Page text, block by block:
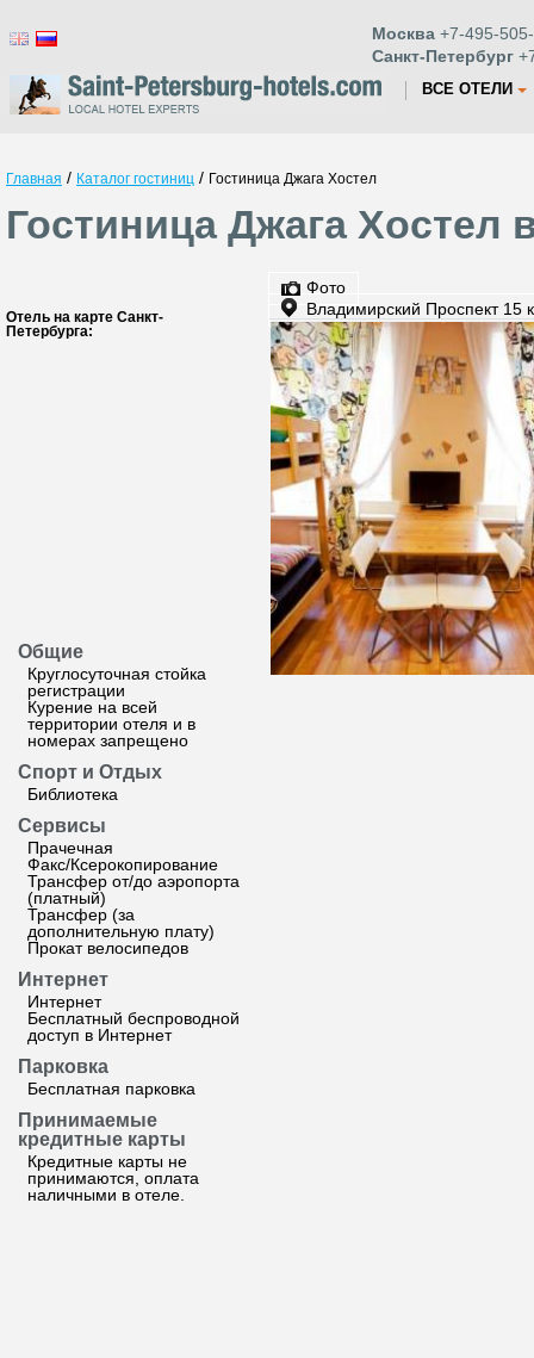
Москва +7-495-
Санкт-Петербург
ВСЕ ОТЕЛИ
Главная / Каталог гостиниц / Гостиница Джага Хостел
Гостиница Джага Хостел
Отель на карте Санкт-
Петербурга:
Общие
Круглосуточная стойка
регистрации
Курение на всей
территории отеля и в
номерах запрещено
Спорт и Отдых
Библиотека
Сервисы
Прачечная
Факс/Ксерокопирование
Трансфер от/до аэропорта
(платный)
Трансфер (за
дополнительную плату)
Прокат велосипедов
Интернет
Интернет
Бесплатный беспроводной
доступ в Интернет
Парковка
Бесплатная парковка
Принимаемые
кредитные карты
Кредитные карты не
принимаются, оплата
наличными в отеле.
Фото
Владимирский Проспект 15